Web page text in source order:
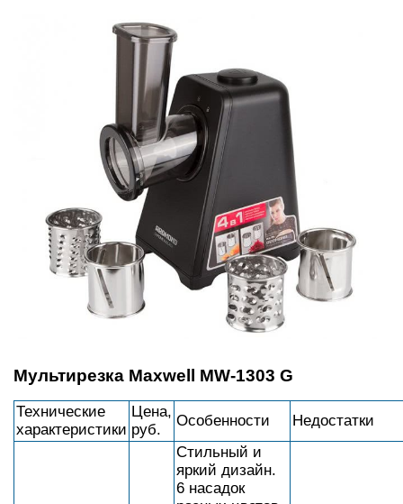
Мультирезка Maxwell MW-1303 G
Технические
характеристики
Цена,
руб.
Особенности Недостатки
Стильный и
яркий дизайн.
6 насадок